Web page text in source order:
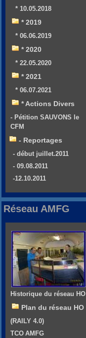
* 10.05.2018
* 2019
* 06.06.2019
* 2020
* 22.05.2020
* 2021
* 06.07.2021
* Actions Divers
- Pétition SAUVONS le
CFM
- Reportages
- début juillet.2011
- 09.08.2011
-12.10.2011
Réseau AMFG
Historique du réseau HO
Plan du réseau HO
(RAILY 4.0)
TCO AMFG